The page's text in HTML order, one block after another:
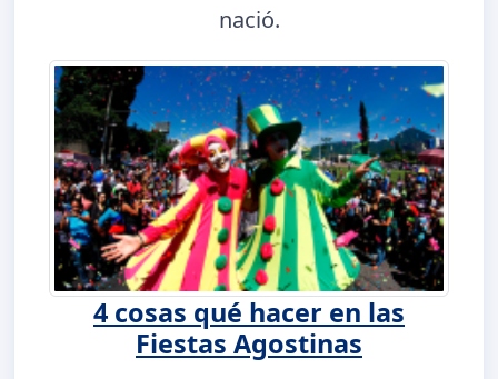
nació.
4 cosas qué hacer en las
Fiestas Agostinas